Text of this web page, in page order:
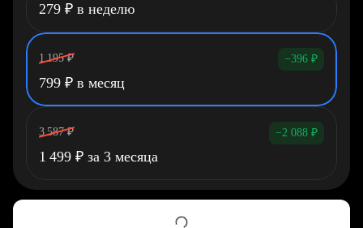
279 ₽ в неделю
1 195 ₽ −396 ₽
799 ₽ в месяц
3 587 ₽ −2 088 ₽
1 499 ₽ за 3 месяца